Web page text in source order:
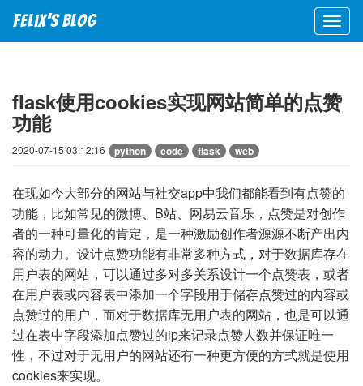
Felix's blog
flask使用cookies实现网站简单的点赞
功能
2020-07-15 03:12:16 python code flask web
在现如今大部分的网站与社交app中我们都能看到有点赞的
功能，比如常见的微博、B站、网易云音乐，点赞是对创作
者的一种可量化的肯定，是一种激励创作者源源不断产出内
容的动力。设计点赞功能有非常多种方式，对于数据库存在
用户表的网站，可以通过多对多关系设计一个点赞表，或者
在用户表或内容表中添加一个字段用于储存点赞过的内容或
点赞过的用户，而对于数据库无用户表的网站，也是可以通
过在表中字段添加点赞过的ip来记录点赞人数并保证唯一
性，不过对于无用户的网站还有一种更方便的方式就是使用
cookies来实现。